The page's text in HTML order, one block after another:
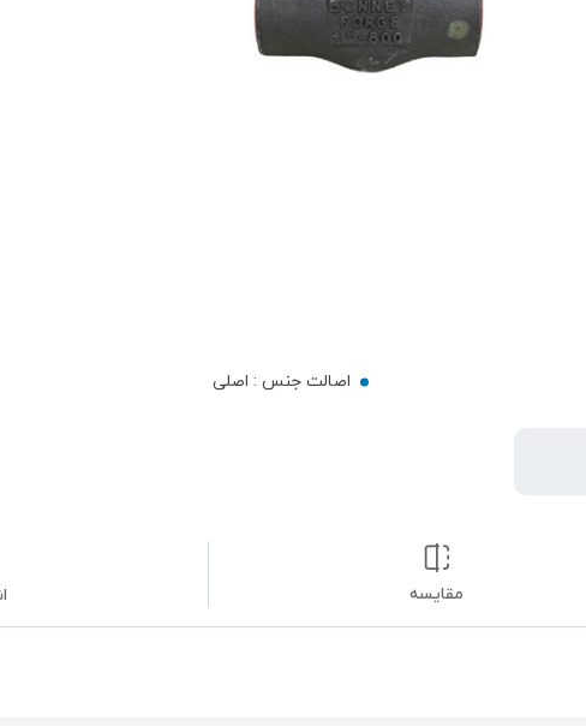
اصالت جنس : اصلی
مقایسه